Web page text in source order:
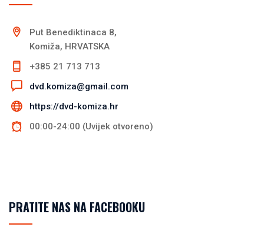
Put Benediktinaca 8,
Komiža, HRVATSKA
+385 21 713 713
dvd.komiza@gmail.com
https://dvd-komiza.hr
00:00-24:00 (Uvijek otvoreno)
PRATITE NAS NA FACEBOOKU